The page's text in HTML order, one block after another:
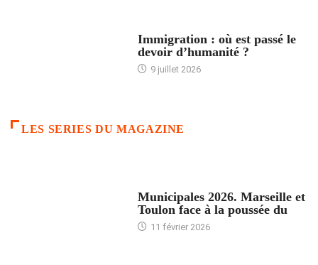
Immigration : où est passé le
devoir d’humanité ?
9 juillet 2026
LES SERIES DU MAGAZINE
Municipales 2026. Marseille et
Toulon face à la poussée du
11 février 2026